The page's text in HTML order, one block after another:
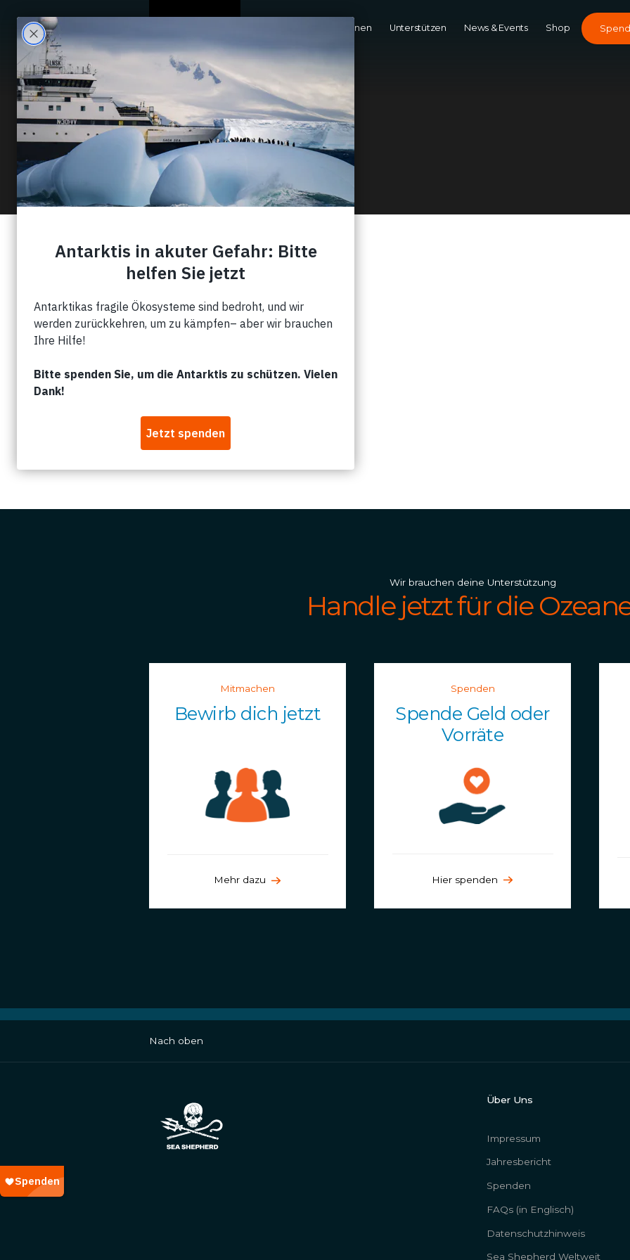
Kampagnen Unterstützen News & Events Shop
0 Results for ""
Search Filter:
Show All
Events
Wir brauchen deine Unterstützung
Handle jetzt für die
Mitmachen
Bewirb dich jetzt
Mehr dazu
Spenden
Spende Geld oder
Vorräte
Hier spenden
Nach oben
Über Uns
Impressum
Jahresbericht
Spenden
FAQs (in Englisch)
Datenschutzhinweis
Sea Shepherd Weltweit